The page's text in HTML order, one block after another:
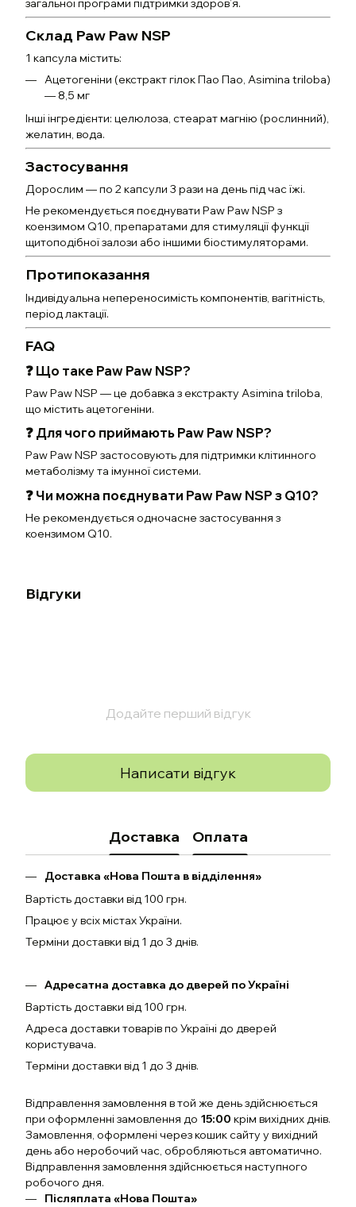
Склад Paw Paw NSP
1 капсула містить:
Ацетогеніни (екстракт гілок Пао Пао, Asimina triloba)
— 8,5 мг
Інші інгредієнти: целюлоза, стеарат магнію (рослинний),
желатин, вода.
Застосування
Дорослим — по 2 капсули 3 рази на день під час їжі.
Не рекомендується поєднувати Paw Paw NSP з
коензимом Q10, препаратами для стимуляції функції
щитоподібної залози або іншими біостимуляторами.
Протипоказання
Індивідуальна непереносимість компонентів, вагітність,
період лактації.
FAQ
❓ Що таке Paw Paw NSP?
Paw Paw NSP — це добавка з екстракту Asimina triloba,
що містить ацетогеніни.
❓ Для чого приймають Paw Paw NSP?
Paw Paw NSP застосовують для підтримки клітинного
метаболізму та імунної системи.
❓ Чи можна поєднувати Paw Paw NSP з Q10?
Не рекомендується одночасне застосування з
коензимом Q10.
Відгуки
Додайте перший відгук
Написати відгук
Доставка Оплата
Доставка «Нова Пошта в відділення»
Вартість доставки від 100 грн.
Працює у всіх містах України.
Терміни доставки від 1 до 3 днів.
Адресатна доставка до дверей по Україні
Вартість доставки від 100 грн.
Адреса доставки товарів по Україні до дверей
користувача.
Терміни доставки від 1 до 3 днів.
Відправлення замовлення в той же день здійснюється
при оформленні замовлення до 15:00 крім вихідних днів.
Замовлення, оформлені через кошик сайту у вихідний
день або неробочий час, обробляються автоматично.
Відправлення замовлення здійснюється наступного
робочого дня.
Післяплата «Нова Пошта»